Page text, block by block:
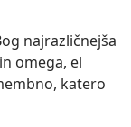
najrazličnejša
omega, el
katero